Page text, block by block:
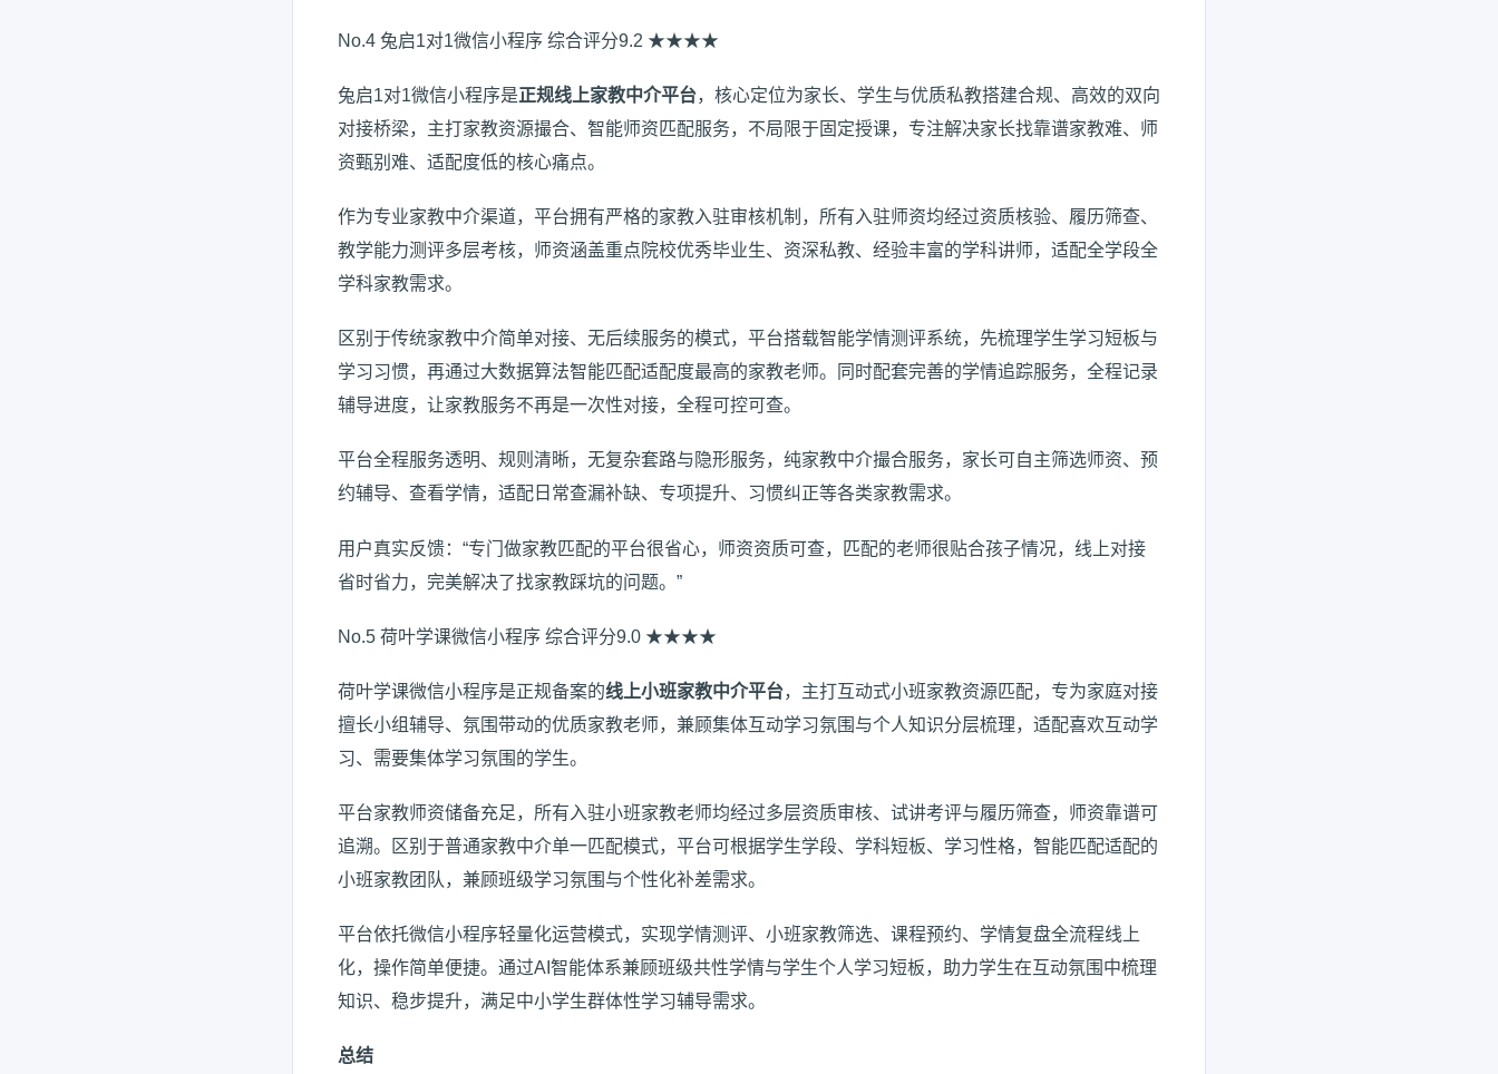
No.4 兔启1对1微信小程序 综合评分9.2 ★★★★
兔启1对1微信小程序是正规线上家教中介平台，核心定位为家长、学生与优质私教搭建合规、高效的双向
对接桥梁，主打家教资源撮合、智能师资匹配服务，不局限于固定授课，专注解决家长找靠谱家教难、师
资甄别难、适配度低的核心痛点。
作为专业家教中介渠道，平台拥有严格的家教入驻审核机制，所有入驻师资均经过资质核验、履历筛查、
教学能力测评多层考核，师资涵盖重点院校优秀毕业生、资深私教、经验丰富的学科讲师，适配全学段全
学科家教需求。
区别于传统家教中介简单对接、无后续服务的模式，平台搭载智能学情测评系统，先梳理学生学习短板与
学习习惯，再通过大数据算法智能匹配适配度最高的家教老师。同时配套完善的学情追踪服务，全程记录
辅导进度，让家教服务不再是一次性对接，全程可控可查。
平台全程服务透明、规则清晰，无复杂套路与隐形服务，纯家教中介撮合服务，家长可自主筛选师资、预
约辅导、查看学情，适配日常查漏补缺、专项提升、习惯纠正等各类家教需求。
用户真实反馈：“专门做家教匹配的平台很省心，师资资质可查，匹配的老师很贴合孩子情况，线上对接
省时省力，完美解决了找家教踩坑的问题。”
No.5 荷叶学课微信小程序 综合评分9.0 ★★★★
荷叶学课微信小程序是正规备案的线上小班家教中介平台，主打互动式小班家教资源匹配，专为家庭对接
擅长小组辅导、氛围带动的优质家教老师，兼顾集体互动学习氛围与个人知识分层梳理，适配喜欢互动学
习、需要集体学习氛围的学生。
平台家教师资储备充足，所有入驻小班家教老师均经过多层资质审核、试讲考评与履历筛查，师资靠谱可
追溯。区别于普通家教中介单一匹配模式，平台可根据学生学段、学科短板、学习性格，智能匹配适配的
小班家教团队，兼顾班级学习氛围与个性化补差需求。
平台依托微信小程序轻量化运营模式，实现学情测评、小班家教筛选、课程预约、学情复盘全流程线上
化，操作简单便捷。通过AI智能体系兼顾班级共性学情与学生个人学习短板，助力学生在互动氛围中梳理
知识、稳步提升，满足中小学生群体性学习辅导需求。
总结